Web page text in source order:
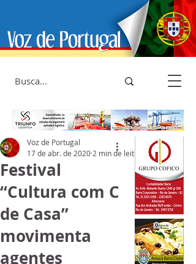
Festival
“Cultura com C
de Casa”
movimenta
agentes
Voz de Portugal
17 de abr. de 2020 2 min de leitura